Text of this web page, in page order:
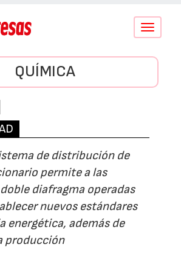
Conmutar
QUÍMICA
de distribución de
permite a las
diafragma operadas
nuevos estándares
energética, además de
producción